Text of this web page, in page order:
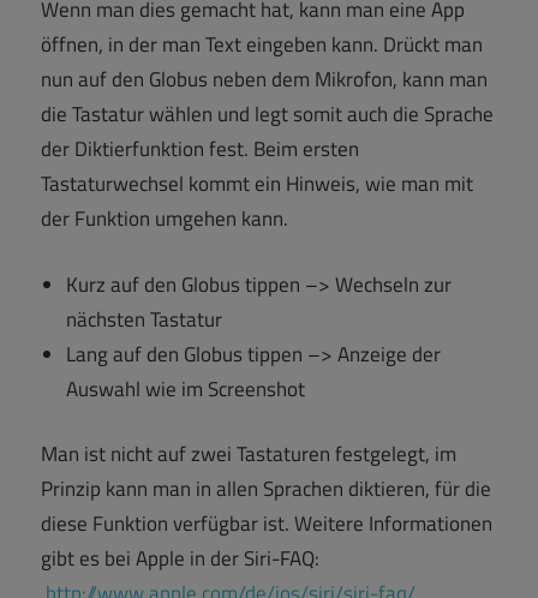
Wenn man dies gemacht hat, kann man eine App
öffnen, in der man Text eingeben kann. Drückt man
nun auf den Globus neben dem Mikrofon, kann man
die Tastatur wählen und legt somit auch die Sprache
der Diktierfunktion fest. Beim ersten
Tastaturwechsel kommt ein Hinweis, wie man mit
der Funktion umgehen kann.
Kurz auf den Globus tippen –> Wechseln zur
nächsten Tastatur
Lang auf den Globus tippen –> Anzeige der
Auswahl wie im Screenshot
Man ist nicht auf zwei Tastaturen festgelegt, im
Prinzip kann man in allen Sprachen diktieren, für die
diese Funktion verfügbar ist. Weitere Informationen
gibt es bei Apple in der Siri-FAQ: